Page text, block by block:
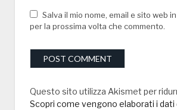
Salva il mio nome, email e sito web
per la prossima volta che commento.
Questo sito utilizza Akismet per
Scopri come vengono elaborati i dati